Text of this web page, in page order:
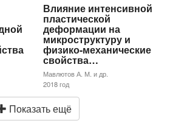
Влияние интенсивной
пластической
деформации на
микроструктуру и
физико-механические
свойства…
Мавлютов А. М. и др.
2018 год
Показать ещё